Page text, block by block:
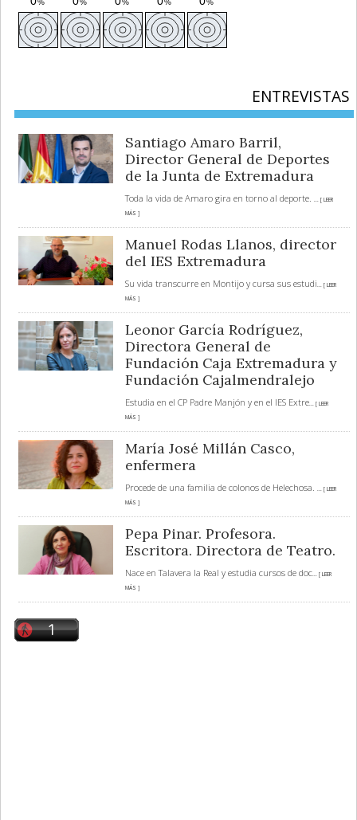
ENTREVISTAS
Santiago Amaro Barril,
Director General de Deportes
de la Junta de Extremadura
Toda la vida de Amaro gira en torno al deporte. ... [ LEER
MÁS ]
Manuel Rodas Llanos, director
del IES Extremadura
Su vida transcurre en Montijo y cursa sus estudi... [ LEER
MÁS ]
Leonor García Rodríguez,
Directora General de
Fundación Caja Extremadura y
Fundación Cajalmendralejo
Estudia en el CP Padre Manjón y en el IES Extre... [ LEER
MÁS ]
María José Millán Casco,
enfermera
Procede de una familia de colonos de Helechosa. ... [ LEER
MÁS ]
Pepa Pinar. Profesora.
Escritora. Directora de Teatro.
Nace en Talavera la Real y estudia cursos de doc... [ LEER
MÁS ]